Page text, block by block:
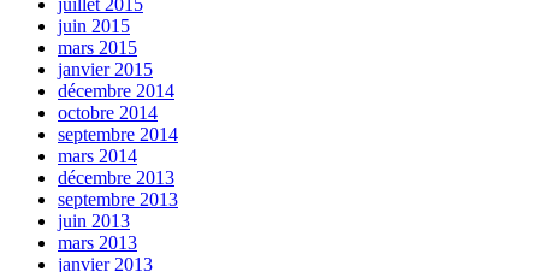
juillet 2015
juin 2015
mars 2015
janvier 2015
décembre 2014
octobre 2014
septembre 2014
mars 2014
décembre 2013
septembre 2013
juin 2013
mars 2013
janvier 2013